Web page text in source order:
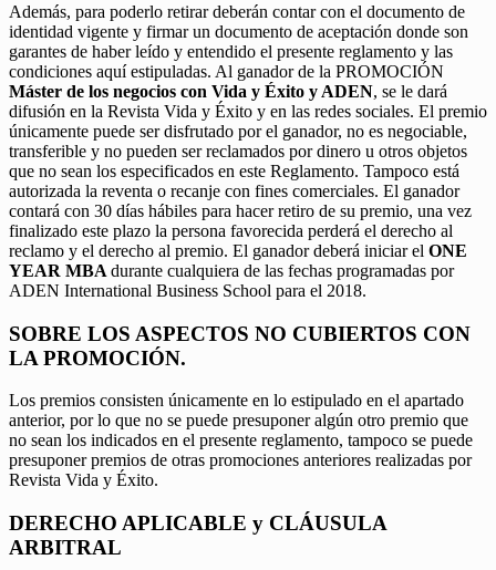
Además, para poderlo retirar deberán contar con el documento de
identidad vigente y firmar un documento de aceptación donde son
garantes de haber leído y entendido el presente reglamento y las
condiciones aquí estipuladas. Al ganador de la PROMOCIÓN
Máster de los negocios con Vida y Éxito y ADEN, se le dará
difusión en la Revista Vida y Éxito y en las redes sociales. El premio
únicamente puede ser disfrutado por el ganador, no es negociable,
transferible y no pueden ser reclamados por dinero u otros objetos
que no sean los especificados en este Reglamento. Tampoco está
autorizada la reventa o recanje con fines comerciales. El ganador
contará con 30 días hábiles para hacer retiro de su premio, una vez
finalizado este plazo la persona favorecida perderá el derecho al
reclamo y el derecho al premio. El ganador deberá iniciar el ONE
YEAR MBA durante cualquiera de las fechas programadas por
ADEN International Business School para el 2018.
SOBRE LOS ASPECTOS NO CUBIERTOS CON
LA PROMOCIÓN.
Los premios consisten únicamente en lo estipulado en el apartado
anterior, por lo que no se puede presuponer algún otro premio que
no sean los indicados en el presente reglamento, tampoco se puede
presuponer premios de otras promociones anteriores realizadas por
Revista Vida y Éxito.
DERECHO APLICABLE y CLÁUSULA
ARBITRAL